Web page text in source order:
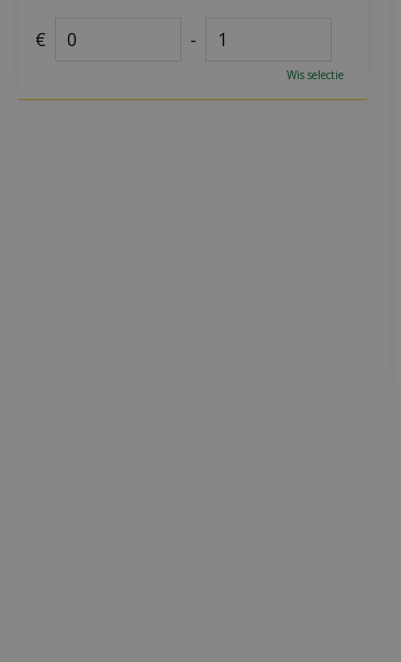
€ -
Wis selectie